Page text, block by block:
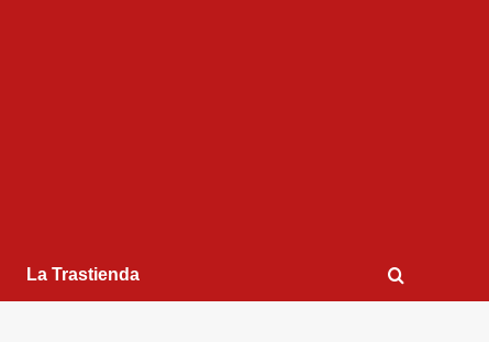
La Trastienda